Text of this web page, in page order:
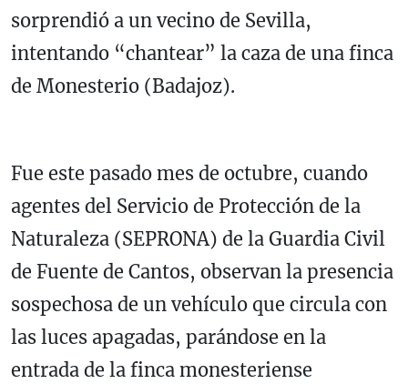
sorprendió a un vecino de Sevilla,
intentando “chantear” la caza de una finca
de Monesterio (Badajoz).
Fue este pasado mes de octubre, cuando
agentes del Servicio de Protección de la
Naturaleza (SEPRONA) de la Guardia Civil
de Fuente de Cantos, observan la presencia
sospechosa de un vehículo que circula con
las luces apagadas, parándose en la
entrada de la finca monesteriense